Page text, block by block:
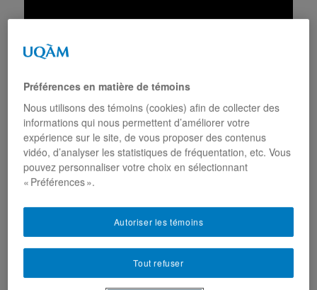
Publié dansNouvelles| Marqué avec histoire juive,immigration
juif séfarade , migration migrations juives
Drame à Pittsburgh : le
Musée McCord invite les
Montréalais à venir en
apprendre davantage sur la
communauté juive de
Préférences en matière de témoins
Nous utilisons des témoins (cookies) afin de collecter des
informations qui nous permettent d’améliorer votre
expérience sur le site, de vous proposer des contenus
vidéo, d’analyser les statistiques de fréquentation, etc. Vous
pouvez personnaliser votre choix en sélectionnant
« Préférences ».
Tout refuser
Autoriser les témoins